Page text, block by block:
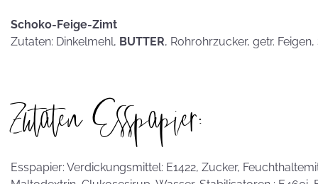
Schoko-Feige-Zimt
Zutaten: Dinkelmehl, BUTTER, Rohrohrzucker, getr.
Zutaten Esspapier:
Esspapier: Verdickungsmittel: E1422, Zucker,